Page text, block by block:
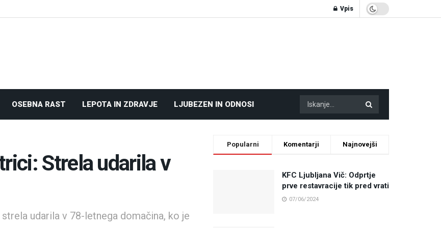
Vpis
OSEBNA RAST LEPOTA IN ZDRAVJE LJUBEZEN IN ODNOSI
Strela udarila v
udarila v 78-letnega domačina, ko je
Popularni Komentarji Najnovejši
KFC Ljubljana Vič: Odprtje
prve restavracije tik pred vrati
07/06/2024